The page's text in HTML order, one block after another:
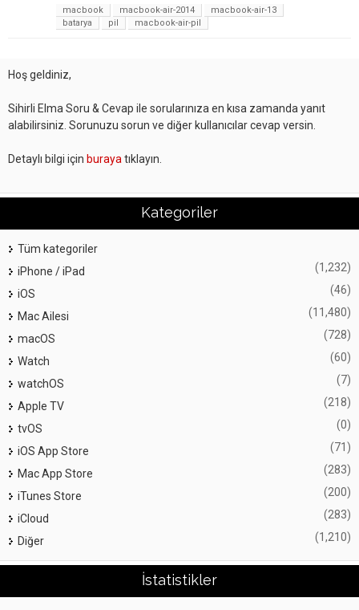
macbook
macbook-air-2014
macbook-air-13
batarya
pil macbook-air-pil
Hoş geldiniz,
Sihirli Elma Soru & Cevap ile sorularınıza en kısa zamanda yanıt
alabilirsiniz. Sorunuzu sorun ve diğer kullanıcılar cevap versin.
Detaylı bilgi için buraya tıklayın.
Kategoriler
Tüm kategoriler
iPhone / iPad
(1,232)
iOS (46)
Mac Ailesi (11,480)
macOS (728)
Watch (60)
watchOS (7)
Apple TV (218)
tvOS (0)
iOS App Store (71)
Mac App Store (283)
iTunes Store (200)
iCloud (283)
Diğer (1,210)
İstatistikler